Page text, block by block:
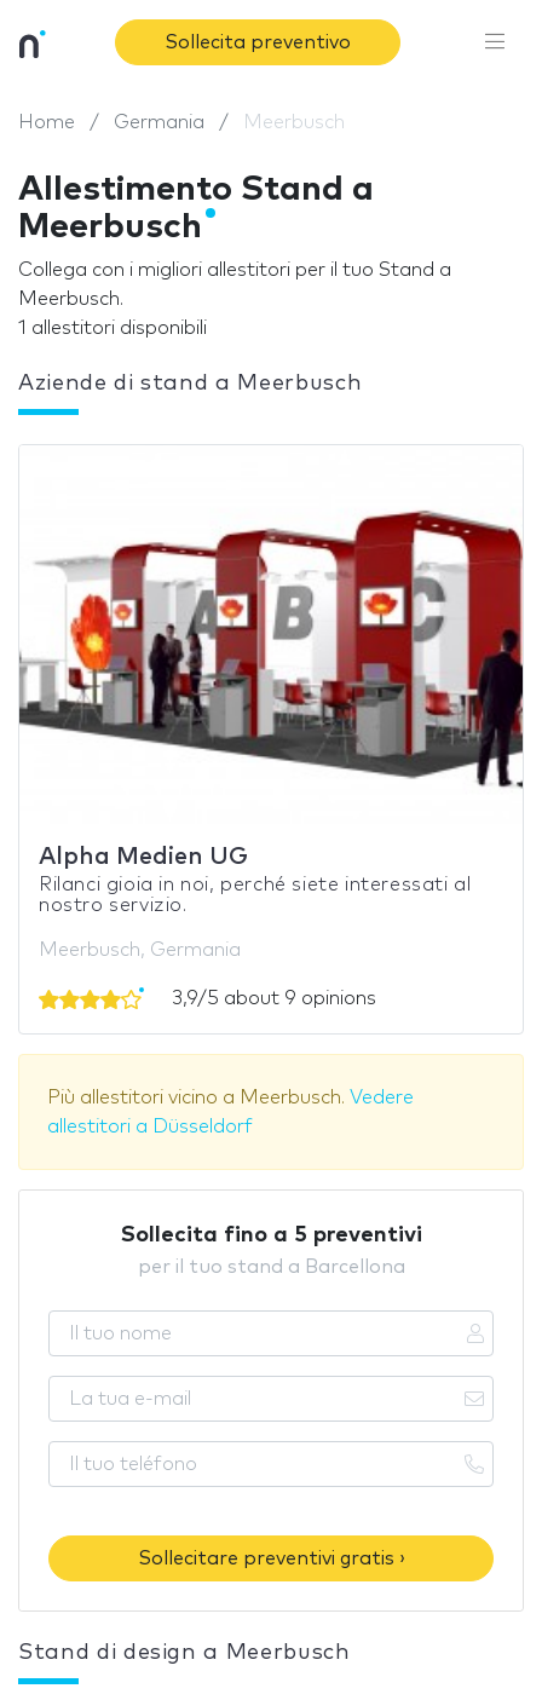
Sollecita preventivo
Home Germania Meerbusch
Allestimento Stand a
Meerbusch
Collega con i migliori allestitori per il tuo Stand a
Meerbusch.
1 allestitori disponibili
Aziende di stand a Meerbusch
Alpha Medien UG
Rilanci gioia in noi, perché siete interessati al
nostro servizio.
Meerbusch, Germania
3,9/5 about 9 opinions
Più allestitori vicino a Meerbusch. Vedere
allestitori a Düsseldorf
Sollecita fino a 5 preventivi
per il tuo stand a Barcellona
Sollecitare preventivi gratis ›
Stand di design a Meerbusch